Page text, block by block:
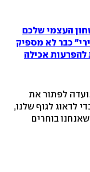
העצמי שלכם
כבר לא מספיק
להפרעות אכילה
לפתור את
לדאוג לגוף שלנו,
בוחרים